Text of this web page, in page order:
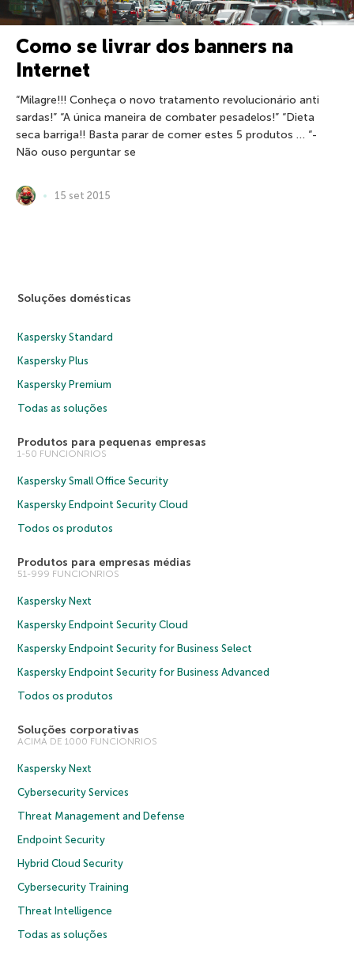
Como se livrar dos banners na
Internet
“Milagre!!! Conheça o novo tratamento revolucionário anti
sardas!” “A única maneira de combater pesadelos!” “Dieta
seca barriga!! Basta parar de comer estes 5 produtos … “-
Não ouso perguntar se
15 set 2015
Soluções domésticas
Kaspersky Standard
Kaspersky Plus
Kaspersky Premium
Todas as soluções
Produtos para pequenas empresas
1-50 FUNCIONRIOS
Kaspersky Small Office Security
Kaspersky Endpoint Security Cloud
Todos os produtos
Produtos para empresas médias
51-999 FUNCIONRIOS
Kaspersky Next
Kaspersky Endpoint Security Cloud
Kaspersky Endpoint Security for Business Select
Kaspersky Endpoint Security for Business Advanced
Todos os produtos
Soluções corporativas
ACIMA DE 1000 FUNCIONRIOS
Kaspersky Next
Cybersecurity Services
Threat Management and Defense
Endpoint Security
Hybrid Cloud Security
Cybersecurity Training
Threat Intelligence
Todas as soluções